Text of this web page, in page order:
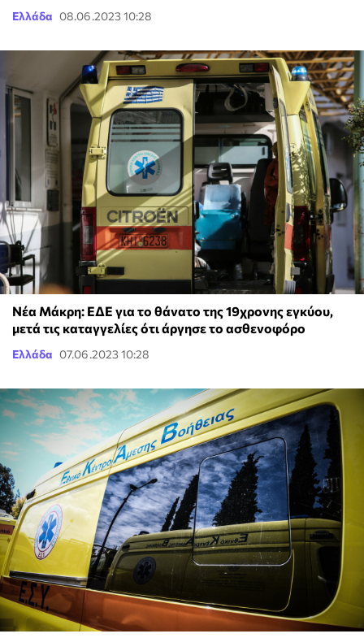
Ελλάδα 08.06.2023 10:28
Νέα Μάκρη: ΕΔΕ για το θάνατο της 19χρονης εγκύου,
μετά τις καταγγελίες ότι άργησε το ασθενοφόρο
Ελλάδα 07.06.2023 10:28